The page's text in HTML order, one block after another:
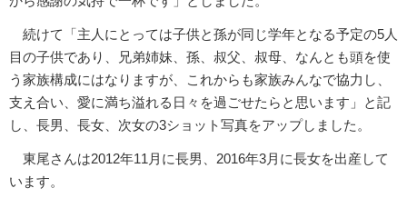
続けて「主人にとっては子供と孫が同じ学年となる予定の5人
目の子供であり、兄弟姉妹、孫、叔父、叔母、なんとも頭を使
う家族構成にはなりますが、これからも家族みんなで協力し、
支え合い、愛に満ち溢れる日々を過ごせたらと思います」と記
し、長男、長女、次女の3ショット写真をアップしました。
東尾さんは2012年11月に長男、2016年3月に長女を出産して
います。